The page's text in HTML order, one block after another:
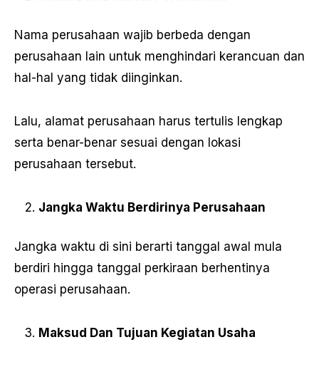
Nama perusahaan wajib berbeda dengan
perusahaan lain untuk menghindari kerancuan dan
hal-hal yang tidak diinginkan.
Lalu, alamat perusahaan harus tertulis lengkap
serta benar-benar sesuai dengan lokasi
perusahaan tersebut.
Jangka Waktu Berdirinya Perusahaan
Jangka waktu di sini berarti tanggal awal mula
berdiri hingga tanggal perkiraan berhentinya
operasi perusahaan.
Maksud Dan Tujuan Kegiatan Usaha